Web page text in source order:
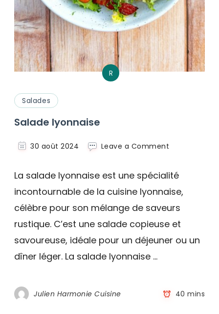
R
Salades
Salade lyonnaise
30 août 2024 Leave a Comment
La salade lyonnaise est une spécialité
incontournable de la cuisine lyonnaise,
célèbre pour son mélange de saveurs
rustique. C’est une salade copieuse et
savoureuse, idéale pour un déjeuner ou un
dîner léger. La salade lyonnaise …
Julien Harmonie Cuisine 40 mins